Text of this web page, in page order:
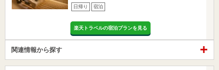
日帰り 宿泊
楽天トラベルの宿泊プランを見る
関連情報から探す